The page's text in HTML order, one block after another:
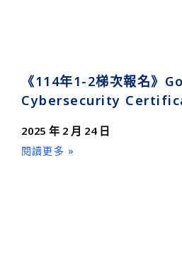
《114年1-2梯次報名》
Cybersecurity
2025 年 2 月 24 日
閱讀更多 »